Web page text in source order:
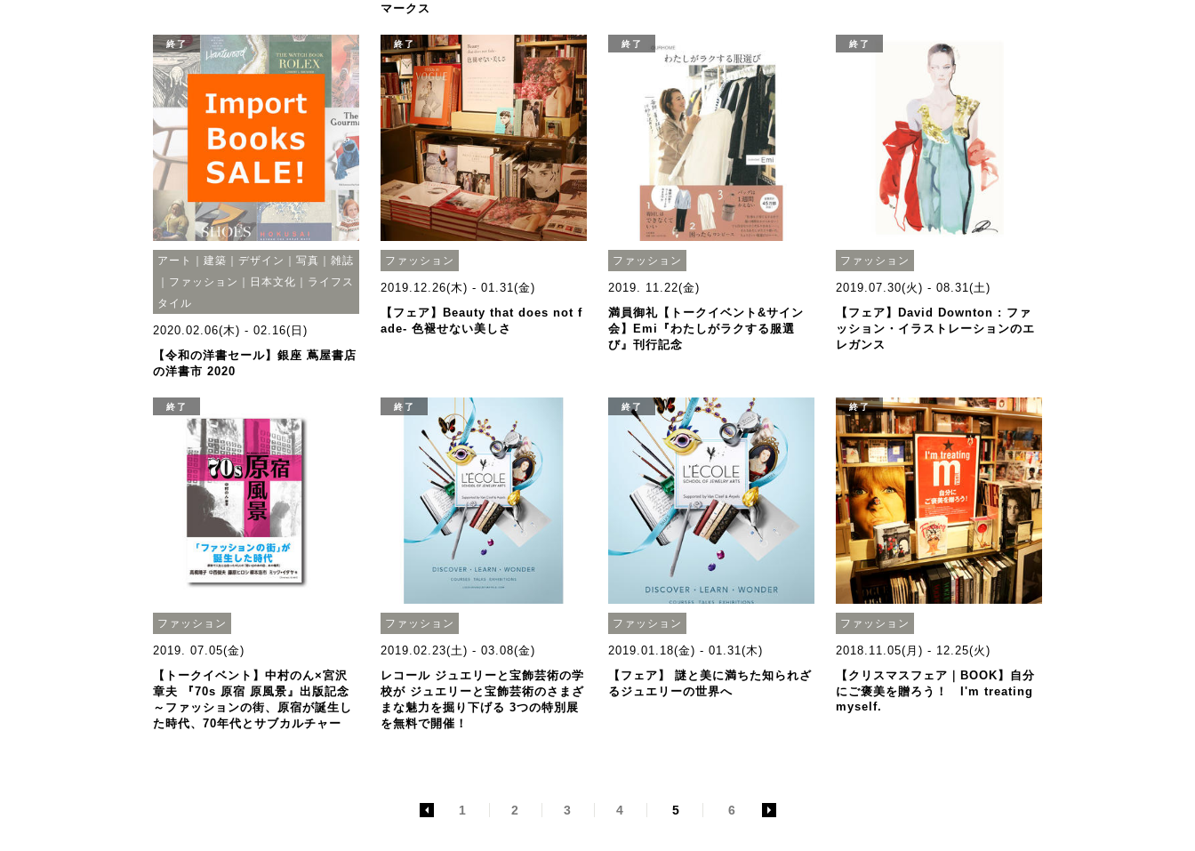
マークス
終了
アート｜建築｜デザイン｜写真｜雑誌
｜ファッション｜日本文化｜ライフス
タイル
2020.02.06(木) - 02.16(日)
【令和の洋書セール】銀座 蔦屋書店
の洋書市 2020
終了
ファッション
2019.12.26(木) - 01.31(金)
【フェア】Beauty that does not f
ade- 色褪せない美しさ
終了
ファッション
2019. 11.22(金)
満員御礼【トークイベント&サイン
会】Emi『わたしがラクする服選
び』刊行記念
終了
ファッション
2019.07.30(火) - 08.31(土)
【フェア】David Downton : ファ
ッション・イラストレーションのエ
レガンス
終了
ファッション
2019. 07.05(金)
【トークイベント】中村のん×宮沢
章夫 『70s 原宿 原風景』出版記念
～ファッションの街、原宿が誕生し
た時代、70年代とサブカルチャー
終了
ファッション
2019.02.23(土) - 03.08(金)
レコール ジュエリーと宝飾芸術の学
校が ジュエリーと宝飾芸術のさまざ
まな魅力を掘り下げる 3つの特別展
を無料で開催！
終了
ファッション
2019.01.18(金) - 01.31(木)
【フェア】 謎と美に満ちた知られざ
るジュエリーの世界へ
終了
ファッション
2018.11.05(月) - 12.25(火)
【クリスマスフェア｜BOOK】自分
にご褒美を贈ろう！ I'm treating
myself.
1 2 3 4 5 6